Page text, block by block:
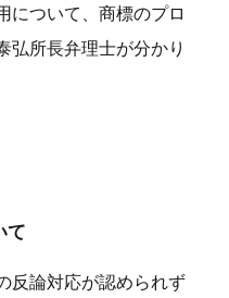
について、商標のプロ
弘所長弁理士が分かり
て
反論対応が認められず